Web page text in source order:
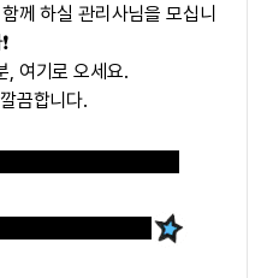
께 하실 관리사님을 모십니
, 여기로 오세요.
끔합니다.